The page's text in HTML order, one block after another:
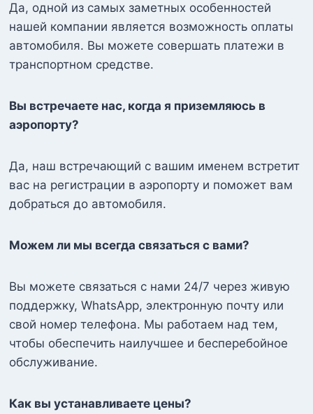
Да, одной из самых заметных особенностей
нашей компании является возможность оплаты
автомобиля. Вы можете совершать платежи в
транспортном средстве.
Вы встречаете нас, когда я приземляюсь в
аэропорту?
Да, наш встречающий с вашим именем встретит
вас на регистрации в аэропорту и поможет вам
добраться до автомобиля.
Можем ли мы всегда связаться с вами?
Вы можете связаться с нами 24/7 через живую
поддержку, WhatsApp, электронную почту или
свой номер телефона. Мы работаем над тем,
чтобы обеспечить наилучшее и бесперебойное
обслуживание.
Как вы устанавливаете цены?